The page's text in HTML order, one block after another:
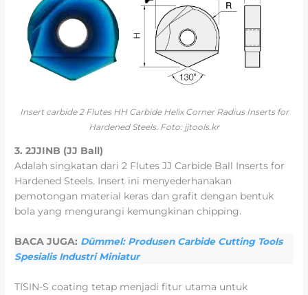
Insert carbide 2 Flutes HH Carbide Helix Corner Radius Inserts for
Hardened Steels. Foto: jjtools.kr
3. 2JJINB (JJ Ball)
Adalah singkatan dari 2 Flutes JJ Carbide Ball Inserts for
Hardened Steels. Insert ini menyederhanakan
pemotongan material keras dan grafit dengan bentuk
bola yang mengurangi kemungkinan chipping.
BACA JUGA: Dümmel: Produsen Carbide Cutting Tools
Spesialis Industri Miniatur
TISIN-S coating tetap menjadi fitur utama untuk